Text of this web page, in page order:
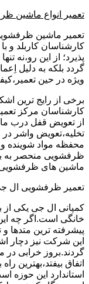
تعمیر انواع ماشین
تعمیر ماشین
کارشناسان کاربلد و
پذیرد؛ از این رو،نه
گردد بلکه به دلیل
ویژه در حین
برخی از رایج ترین
کارشناسان مرکز
از تعویض قفل درب
تخلیه،تعویض واشر
محفظه مواد شوینده
ظرفشویی منحصر به
ماشین های ظرفشویی
تعمیر ظرفشویی ال
کمپانی ال جی یکی از
خانگی است.اگر چه
پیشرفته ترین متدها و
این شرکت نیز دچار
گردند.بروز خرابی
اتفاق بیفتد،بهترین
استاندارد این حوزه